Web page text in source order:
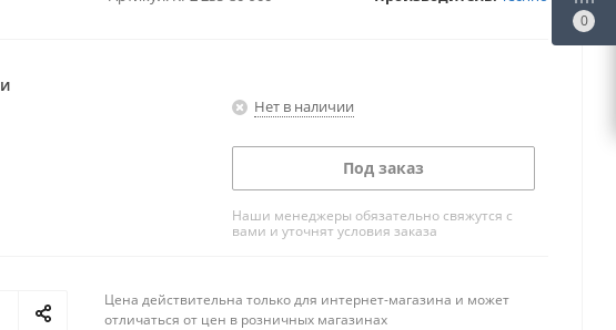
Нет в наличии
Под заказ
Наши менеджеры обязательно свяжутся с
вами и уточнят условия заказа
Цена действительна только для интернет-магазина и может
отличаться от цен в розничных магазинах
0